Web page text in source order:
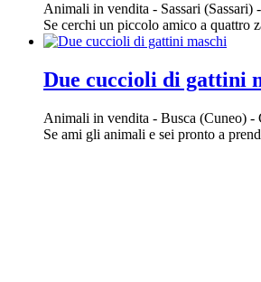
Animali in vendita - Sassari (Sassari) -
Se cerchi un piccolo amico a quattro
Due cuccioli di gattini
Animali in vendita - Busca (Cuneo) -
Se ami gli animali e sei pronto a